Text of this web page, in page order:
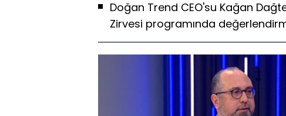
Doğan Trend CEO'su Kağan
Zirvesi programında